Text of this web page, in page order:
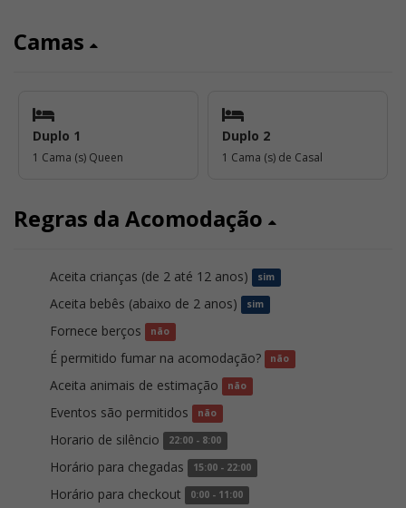
Camas
Duplo 1
1 Cama (s) Queen
Duplo 2
1 Cama (s) de Casal
Regras da Acomodação
Aceita crianças (de 2 até 12 anos) sim
Aceita bebês (abaixo de 2 anos) sim
Fornece berços não
É permitido fumar na acomodação? não
Aceita animais de estimação não
Eventos são permitidos não
Horario de silêncio 22:00 - 8:00
Horário para chegadas 15:00 - 22:00
Horário para checkout 0:00 - 11:00